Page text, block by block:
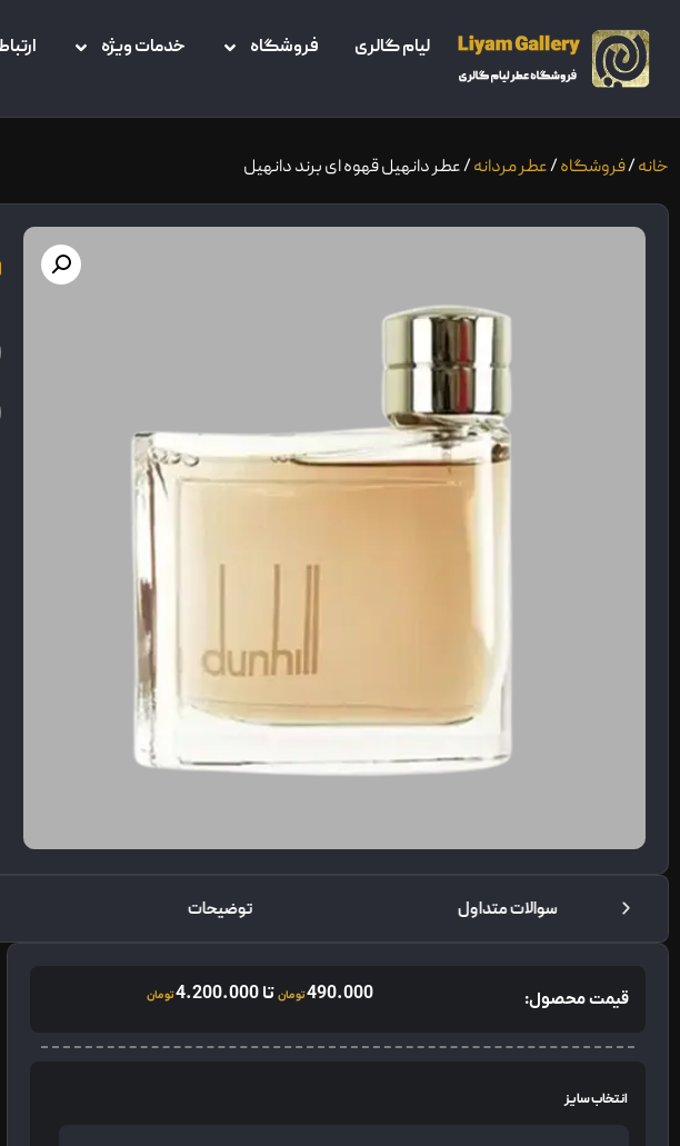
لیام گالری فروشگاه خدمات ویژه
خانه/فروشگاه/عطر مردانه/ عطر دانهیل قهوه ای برند دانهیل
سوالات متداول توضیحات
قیمت محصول: 490.000تومان تا4.200.000تومان
انتخاب سایز